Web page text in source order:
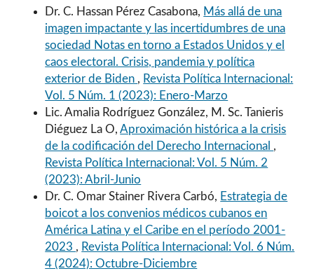
Dr. C. Hassan Pérez Casabona, Más allá de una
imagen impactante y las incertidumbres de una
sociedad Notas en torno a Estados Unidos y el
caos electoral. Crisis, pandemia y política
exterior de Biden , Revista Política Internacional:
Vol. 5 Núm. 1 (2023): Enero-Marzo
Lic. Amalia Rodríguez González, M. Sc. Tanieris
Diéguez La O,Aproximación histórica a la crisis
de la codificación del Derecho Internacional ,
Revista Política Internacional: Vol. 5 Núm. 2
(2023): Abril-Junio
Dr. C. Omar Stainer Rivera Carbó, Estrategia de
boicot a los convenios médicos cubanos en
América Latina y el Caribe en el período 2001-
2023 , Revista Política Internacional: Vol. 6 Núm.
4 (2024): Octubre-Diciembre